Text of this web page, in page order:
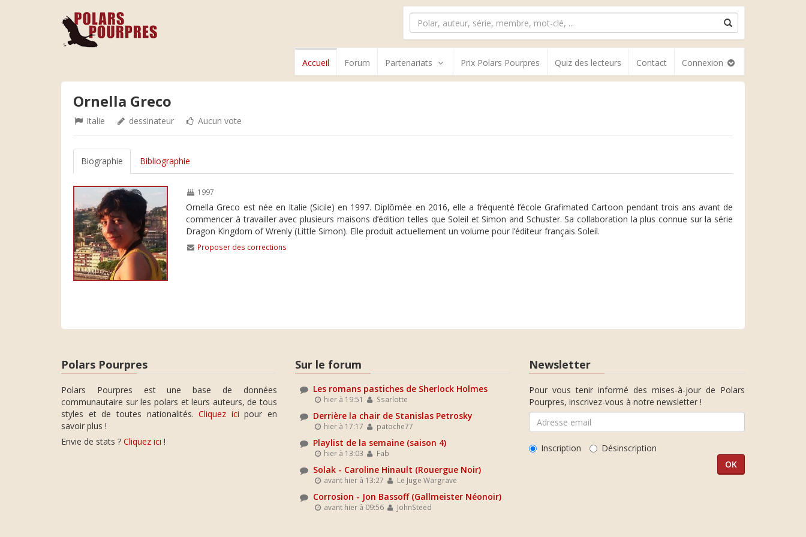
Accueil Forum Partenariats Prix Polars Pourpres Quiz des lecteurs Contact Connexion
Ornella Greco
Italie dessinateur Aucun vote
Biographie Bibliographie
1997
Ornella Greco est née en Italie (Sicile) en 1997. Diplômée en 2016, elle a fréquenté l’école Grafimated Cartoon pendant trois ans avant de
commencer à travailler avec plusieurs maisons d’édition telles que Soleil et Simon and Schuster. Sa collaboration la plus connue sur la série
Dragon Kingdom of Wrenly (Little Simon). Elle produit actuellement un volume pour l’éditeur français Soleil.
Proposer des corrections
Polars Pourpres
Polars Pourpres est une base de données
communautaire sur les polars et leurs auteurs, de tous
styles et de toutes nationalités.Cliquez ici pour en
savoir plus !
Envie de stats ? Cliquez ici !
Sur le forum
Les romans pastiches de Sherlock Holmes
hier à 19:51 Ssarlotte
Derrière la chair de Stanislas Petrosky
hier à 17:17 patoche77
Playlist de la semaine (saison 4)
hier à 13:03 Fab
Solak - Caroline Hinault (Rouergue Noir)
avant hier à 13:27 Le Juge Wargrave
Corrosion - Jon Bassoff (Gallmeister Néonoir)
avant hier à 09:56 JohnSteed
Newsletter
Pour vous tenir informé des mises-à-jour de Polars
Pourpres, inscrivez-vous à notre newsletter !
Inscription Désinscription